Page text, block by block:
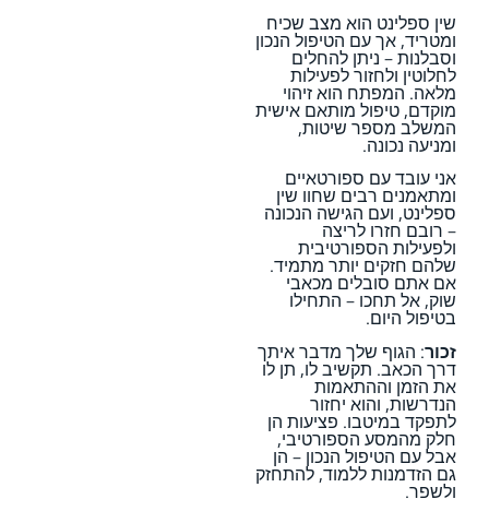
שין ספלינט הוא מצב שכיח
ומטריד, אך עם הטיפול הנכון
וסבלנות – ניתן להחלים
לחלוטין ולחזור לפעילות
מלאה. המפתח הוא זיהוי
מוקדם, טיפול מותאם אישית
המשלב מספר שיטות,
ומניעה נכונה.
אני עובד עם ספורטאיים
ומתאמנים רבים שחוו שין
ספלינט, ועם הגישה הנכונה
– רובם חזרו לריצה
ולפעילות הספורטיבית
שלהם חזקים יותר מתמיד.
אם אתם סובלים מכאבי
שוק, אל תחכו – התחילו
בטיפול היום.
זכור: הגוף שלך מדבר איתך
דרך הכאב. תקשיב לו, תן לו
את הזמן וההתאמות
הנדרשות, והוא יחזור
לתפקד במיטבו. פציעות הן
חלק מהמסע הספורטיבי,
אבל עם הטיפול הנכון – הן
גם הזדמנות ללמוד, להתחזק
ולשפר.